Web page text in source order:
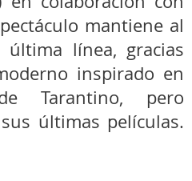
mantiene al
línea, gracias
inspirado en
Tarantino, pero
últimas películas.